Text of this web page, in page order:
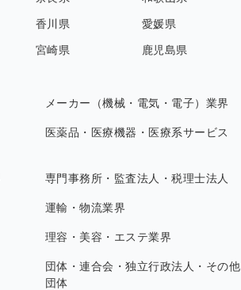
香川県 愛媛県
宮崎県 鹿児島県
メーカー（機械・電気・電子）業界
医薬品・医療機器・医療系サービス
専門事務所・監査法人・税理士法人
運輸・物流業界
理容・美容・エステ業界
団体・連合会・独立行政法人・その他
団体